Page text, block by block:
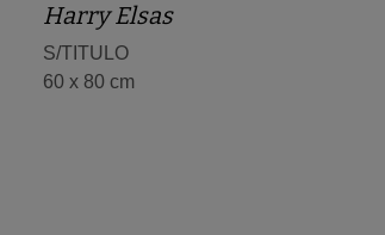
Harry Elsas
S/TITULO
60 x 80 cm